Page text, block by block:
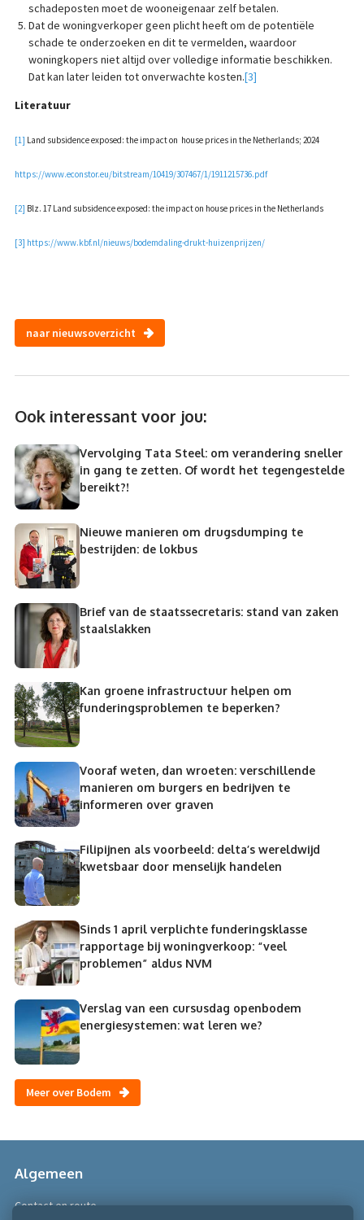
schadeposten moet de wooneigenaar zelf betalen.
Dat de woningverkoper geen plicht heeft om de potentiële
schade te onderzoeken en dit te vermelden, waardoor
woningkopers niet altijd over volledige informatie beschikken.
Dat kan later leiden tot onverwachte kosten.[3]
Literatuur
[1] Land subsidence exposed: the impact on house prices in the Netherlands; 2024
https://www.econstor.eu/bitstream/10419/307467/1/1911215736.pdf
[2] Blz. 17 Land subsidence exposed: the impact on house prices in the Netherlands
[3] https://www.kbf.nl/nieuws/bodemdaling-drukt-huizenprijzen/
naar nieuwsoverzicht
Ook interessant voor jou:
Vervolging Tata Steel: om verandering sneller
in gang te zetten. Of wordt het tegengestelde
bereikt?!
Nieuwe manieren om drugsdumping te
bestrijden: de lokbus
Brief van de staatssecretaris: stand van zaken
staalslakken
Kan groene infrastructuur helpen om
funderingsproblemen te beperken?
Vooraf weten, dan wroeten: verschillende
manieren om burgers en bedrijven te
informeren over graven
Filipijnen als voorbeeld: delta’s wereldwijd
kwetsbaar door menselijk handelen
Sinds 1 april verplichte funderingsklasse
rapportage bij woningverkoop: “veel
problemen” aldus NVM
Verslag van een cursusdag openbodem
energiesystemen: wat leren we?
Meer over Bodem
Algemeen
Contact en route